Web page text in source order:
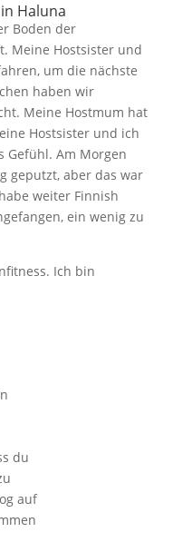
Haluna
Boden der
Meine Hostsister und
um die nächste
haben wir
Meine Hostmum hat
Hostsister und ich
Gefühl. Am Morgen
geputzt, aber das war
weiter Finnish
ein wenig zu
Ich bin
du
auf